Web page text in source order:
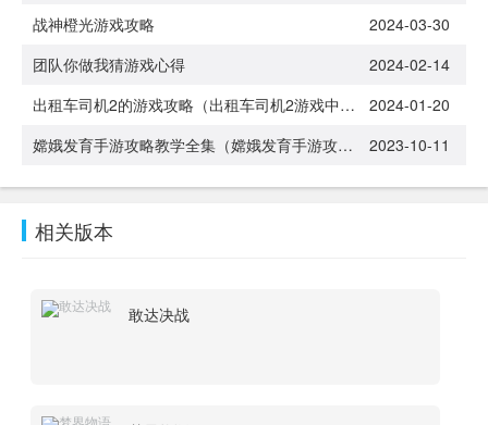
战神橙光游戏攻略
2024-03-30
团队你做我猜游戏心得
2024-02-14
出租车司机2的游戏攻略（出租车司机2游戏中文版）
2024-01-20
嫦娥发育手游攻略教学全集（嫦娥发育手游攻略教学全集视频）
2023-10-11
相关版本
敢达决战